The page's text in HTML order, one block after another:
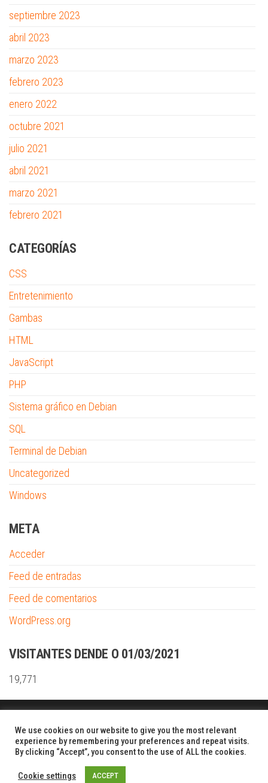
septiembre 2023
abril 2023
marzo 2023
febrero 2023
enero 2022
octubre 2021
julio 2021
abril 2021
marzo 2021
febrero 2021
CATEGORÍAS
CSS
Entretenimiento
Gambas
HTML
JavaScript
PHP
Sistema gráfico en Debian
SQL
Terminal de Debian
Uncategorized
Windows
META
Acceder
Feed de entradas
Feed de comentarios
WordPress.org
VISITANTES DENDE O 01/03/2021
19,771
We use cookies on our website to give you the most relevant
experience by remembering your preferences and repeat visits.
By clicking “Accept”, you consent to the use of ALL the cookies.
Cookie settings ACCEPT